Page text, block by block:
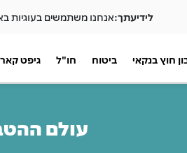
לידיעתך:אנחנו משתמשים בעוגיות
חוץ בנקאי ביטוח חו"ל גיפט
עולם